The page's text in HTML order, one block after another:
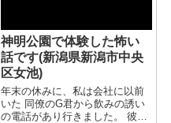
神明公園で体験した怖い
話です(新潟県新潟市中央
区女池)
年末の休みに、私は会社に以前
いた 同僚のG君から飲みの誘い
の電話があり行きました。 彼は